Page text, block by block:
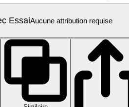
EssaiAucune attribution requise